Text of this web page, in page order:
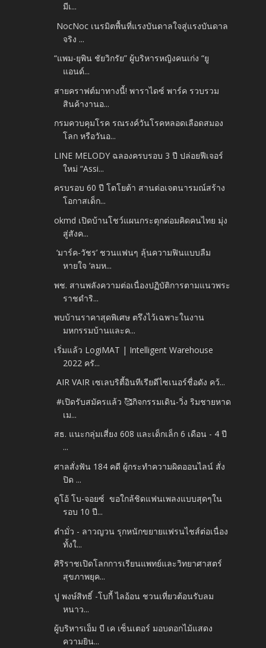
มีเ...
NocNoc เนรมิตพื้นที่แรงบันดาลใจสู่แรงบันดาล
จริง ...
“แพม-ยุพิน ชัยวิกรัย” ผู้บริหารหญิงคนเก่ง “ยู
แอนด์...
สายคราฟต์มาทางนี้! พาราไดซ์ พาร์ค รวบรวม
สินค้างานอ...
กรมควบคุมโรค รณรงค์วันโรคหลอดเลือดสมอง
โลก หรือวันอ...
LINE MELODY ฉลองครบรอบ 3 ปี ปล่อยฟีเจอร์
ใหม่ “Assi...
ครบรอบ 60 ปี โตโยต้า สานต่อเจตนารมณ์สร้าง
โอกาสเด็ก...
okmd เปิดบ้านโชว์แผนกระตุกต่อมคิดคนไทย มุ่ง
สู่สังค...
‘มาร์ค-วัชร’ ชวนแฟนๆ ลุ้นความฟินแบบลืม
หายใจ ‘ลมห...
พช. สานพลังความต่อเนื่องปฏิบัติการตามแนวพระ
ราชดำริ...
พบบ้านราคาสุดพิเศษ ตรึงไว้เฉพาะในงาน
มหกรรมบ้านและค...
เริ่มแล้ว LogiMAT | Intelligent Warehouse
2022 ครั...
AIR VAIR เซเลบริตี้อินทีเรียดีไซเนอร์ชื่อดัง คว้...
#เปิดรับสมัครแล้ว 🥰กิจกรรมเดิน-วิ่ง ริมชายหาด
เม...
สธ. แนะกลุ่มเสี่ยง 608 และเด็กเล็ก 6 เดือน - 4 ปี
...
ศาลสั่งฟัน 184 คดี ผู้กระทำความผิดออนไลน์ สั่ง
ปิด ...
ดูโอ้ โบ-จอยซ์ ขอใกล้ชิดแฟนเพลงแบบสุดๆใน
รอบ 10 ปี...
ตำมั่ว - ลาวญวน รุกหนักขยายแฟรนไชส์ต่อเนื่อง
ทั้งใ...
ศิริราชเปิดโลกการเรียนแพทย์และวิทยาศาสตร์
สุขภาพยุค...
ปู พงษ์สิทธิ์ -โบกี้ ไลอ้อน ชวนเที่ยวต้อนรับลม
หนาว...
ผู้บริหารเอ็ม บี เค เซ็นเตอร์ มอบดอกไม้แสดง
ความยิน...